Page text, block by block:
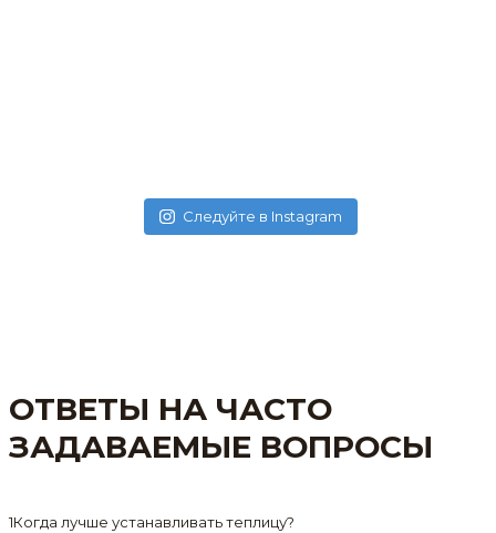
Следуйте в Instagram
ОТВЕТЫ НА ЧАСТО
ЗАДАВАЕМЫЕ ВОПРОСЫ
1Когда лучше устанавливать теплицу?